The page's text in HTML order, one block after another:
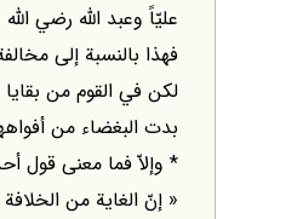
عليّاً وعبد الله رضي الله
فهذا بالنسبة إلى
لكن في القوم من
بدت البغضاء من
* وإلاّ فما معنى قول
« إنّ الغاية من